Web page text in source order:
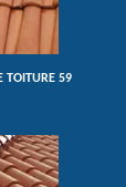
TOITURE 59